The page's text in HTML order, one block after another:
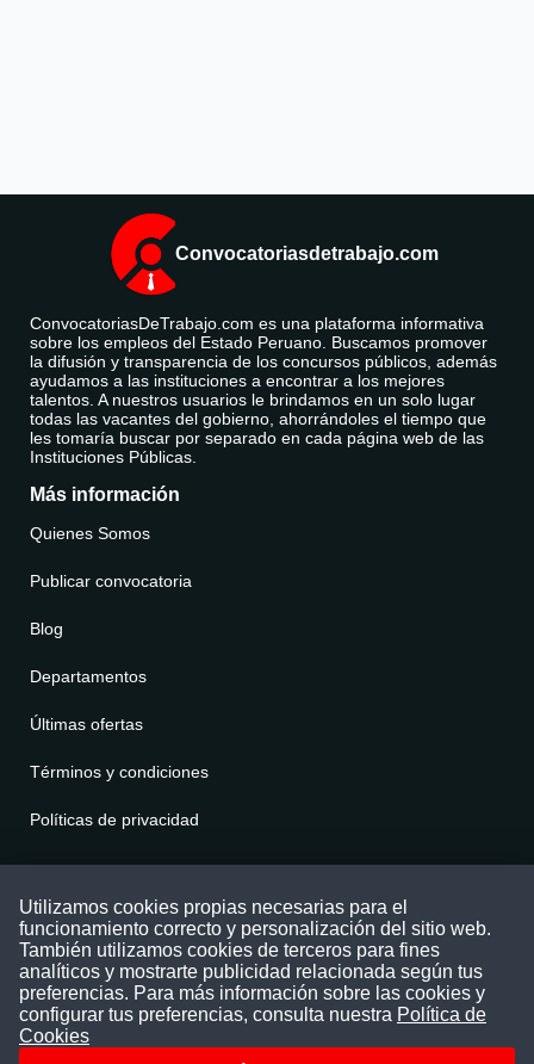
Convocatoriasdetrabajo.com
ConvocatoriasDeTrabajo.com es una plataforma informativa
sobre los empleos del Estado Peruano. Buscamos promover
la difusión y transparencia de los concursos públicos, además
ayudamos a las instituciones a encontrar a los mejores
talentos. A nuestros usuarios le brindamos en un solo lugar
todas las vacantes del gobierno, ahorrándoles el tiempo que
les tomaría buscar por separado en cada página web de las
Instituciones Públicas.
Más información
Quienes Somos
Publicar convocatoria
Blog
Departamentos
Últimas ofertas
Términos y condiciones
Políticas de privacidad
Puede comunicarse con nosotros a través
nuestras redes sociales o del correo:
contacto@convocatoriasdetrabajo.com
Siguenos en:
Utilizamos cookies propias necesarias para el
funcionamiento correcto y personalización del sitio web.
También utilizamos cookies de terceros para fines
analíticos y mostrarte publicidad relacionada según tus
preferencias. Para más información sobre las cookies y
configurar tus preferencias, consulta nuestra Política de
Cookies